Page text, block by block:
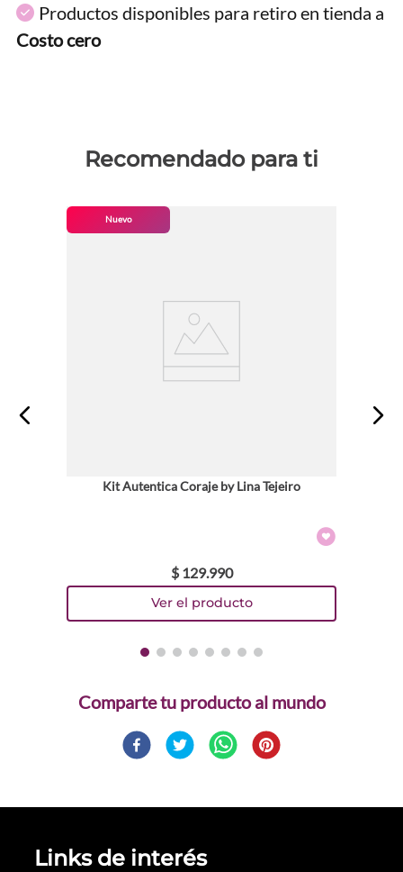
Productos disponibles para retiro en tienda a
Costo cero
Recomendado para ti
Nuevo
Kit Autentica Coraje by Lina Tejeiro
$ 129.990
Comparte
Links de interés